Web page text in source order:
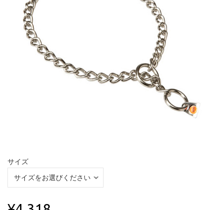
サイズ